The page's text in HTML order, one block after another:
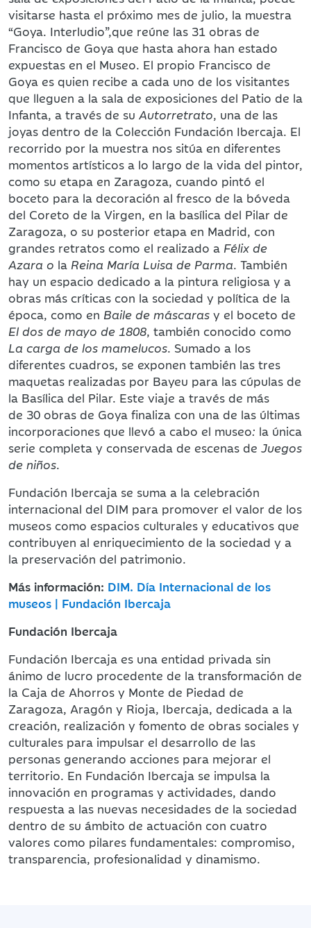
visitarse hasta el próximo mes de julio, la muestra
“Goya. Interludio”,que reúne las 31 obras de
Francisco de Goya que hasta ahora han estado
expuestas en el Museo. El propio Francisco de
Goya es quien recibe a cada uno de los visitantes
que lleguen a la sala de exposiciones del Patio de la
Infanta, a través de su Autorretrato, una de las
joyas dentro de la Colección Fundación Ibercaja. El
recorrido por la muestra nos sitúa en diferentes
momentos artísticos a lo largo de la vida del pintor,
como su etapa en Zaragoza, cuando pintó el
boceto para la decoración al fresco de la bóveda
del Coreto de la Virgen, en la basílica del Pilar de
Zaragoza, o su posterior etapa en Madrid, con
grandes retratos como el realizado a Félix de
Azara o la Reina María Luisa de Parma. También
hay un espacio dedicado a la pintura religiosa y a
obras más críticas con la sociedad y política de la
época, como en Baile de máscaras y el boceto de
El dos de mayo de 1808, también conocido como
La carga de los mamelucos. Sumado a los
diferentes cuadros, se exponen también las tres
maquetas realizadas por Bayeu para las cúpulas de
la Basílica del Pilar. Este viaje a través de más
de 30 obras de Goya finaliza con una de las últimas
incorporaciones que llevó a cabo el museo: la única
serie completa y conservada de escenas de Juegos
de niños.
Fundación Ibercaja se suma a la celebración
internacional del DIM para promover el valor de los
museos como espacios culturales y educativos que
contribuyen al enriquecimiento de la sociedad y a
la preservación del patrimonio.
Más información: DIM. Día Internacional de los
museos | Fundación Ibercaja
Fundación Ibercaja
Fundación Ibercaja es una entidad privada sin
ánimo de lucro procedente de la transformación de
la Caja de Ahorros y Monte de Piedad de
Zaragoza, Aragón y Rioja, Ibercaja, dedicada a la
creación, realización y fomento de obras sociales y
culturales para impulsar el desarrollo de las
personas generando acciones para mejorar el
territorio. En Fundación Ibercaja se impulsa la
innovación en programas y actividades, dando
respuesta a las nuevas necesidades de la sociedad
dentro de su ámbito de actuación con cuatro
valores como pilares fundamentales: compromiso,
transparencia, profesionalidad y dinamismo.